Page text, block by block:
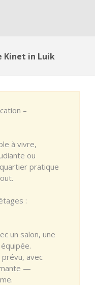
Kinet in Luik
–
à vivre,
ou
pratique
:
un salon, une
avec
—